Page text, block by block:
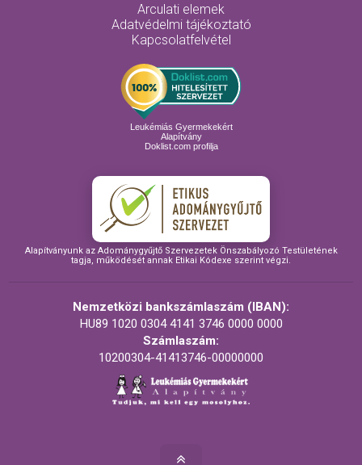
Arculati elemek
Adatvédelmi tájékoztató
Kapcsolatfelvétel
Leukémiás Gyermekekért
Alapítvány
Doklist.com profilja
Alapítványunk az Adománygyűjtő Szervezetek Önszabályozó Testületének
tagja, működését annak Etikai Kódexe szerint végzi.
Nemzetközi bankszámlaszám (IBAN):
HU89 1020 0304 4141 3746 0000 0000
Számlaszám:
10200304-41413746-00000000